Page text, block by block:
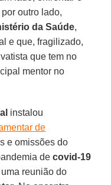
outro lado,
da Saúde,
e que, fragilizado,
que tem no
mentor no
instalou
de
e omissões do
decovid-19
reunião do